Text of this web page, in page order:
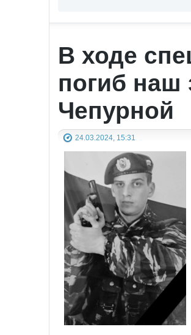
В ходе
погиб наш
Чепурной
24.03.2024, 15:31